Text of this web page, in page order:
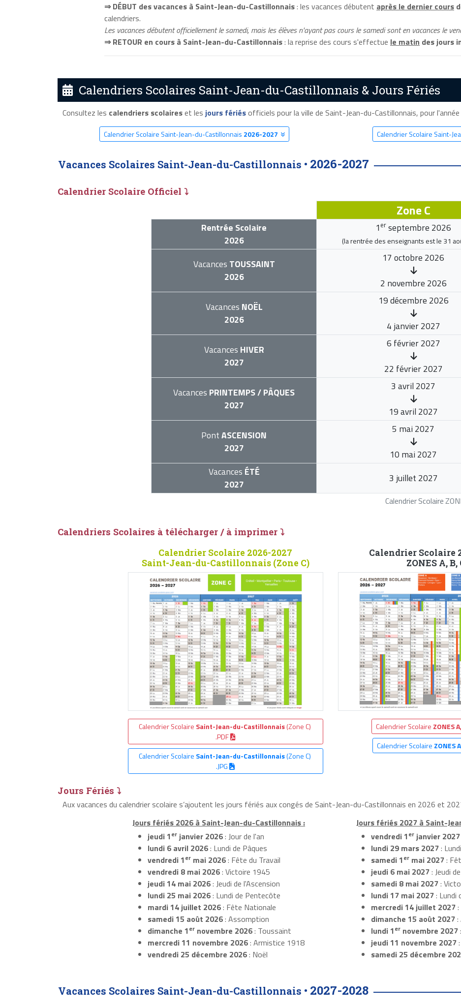
⇒ DÉBUT des vacances à Saint-Jean-du-Castillonnais: les vacances débutent après le dernier cours
calendriers.
Les vacances débutent officiellement le samedi, mais les élèves n'ayant pas cours le samedi sont en vacances le
⇒ RETOUR en cours à Saint-Jean-du-Castillonnais: la reprise des cours s'effectue le matin des jours
Calendriers Scolaires Saint-Jean-du-Castillonnais & Jours Fériés
Consultez les calendriers scolaireset les jours fériésofficiels pour la ville de Saint-Jean-du-Castillonnais, pour
Calendrier Scolaire Saint-Jean-du-Castillonnais 2026-2027 Calendrier Scolaire Saint-
Vacances Scolaires Saint-Jean-du-Castillonnais • 2026-2027
Calendrier Scolaire Officiel ⤵
Calendrier Scolaire
Zone C
Rentrée Scolaire
2026
1 er septembre 2026
(la rentrée des enseignants est le 31
Vacances TOUSSAINT
2026
17 octobre 2026
2 novembre 2026
Vacances NOËL
2026
19 décembre 2026
4 janvier 2027
Vacances HIVER
2027
6 février 2027
22 février 2027
Vacances PRINTEMPS / PÂQUES
2027
3 avril 2027
19 avril 2027
PontASCENSION
2027
5 mai 2027
10 mai 2027
Vacances ÉTÉ
2027
3 juillet 2027
Calendriers Scolaires à télécharger / à imprimer ⤵
Calendrier Scolaire 2026-2027
Saint-Jean-du-Castillonnais (Zone C)
Calendrier Scolaire Saint-Jean-du-Castillonnais(Zone C)
.PDF
Calendrier Scolaire Saint-Jean-du-Castillonnais(Zone C)
.JPG
Calendrier Scolaire
ZONES A, B,
Calendrier Scolaire ZONES
Calendrier Scolaire ZONES
Jours Fériés ⤵
Aux vacances du calendrier scolaire s’ajoutent les jours fériés aux congés de Saint-Jean-du-Castillonnais en 2026 et
Jours fériés 2026 à Saint-Jean-du-Castillonnais :
jeudi 1erjanvier 2026: Jour de l'an
lundi 6 avril 2026: Lundi de Pâques
vendredi 1ermai 2026: Fête du Travail
vendredi 8 mai 2026: Victoire 1945
jeudi 14 mai 2026: Jeudi de l'Ascension
lundi 25 mai 2026: Lundi de Pentecôte
mardi 14 juillet 2026: Fête Nationale
samedi 15 août 2026: Assomption
dimanche 1ernovembre 2026: Toussaint
mercredi 11 novembre 2026: Armistice 1918
vendredi 25 décembre 2026: Noël
Jours fériés 2027 à Saint-
vendredi 1er janvier 2027
lundi 29 mars 2027:
samedi 1er mai 2027:
jeudi 6 mai 2027: Jeudi
samedi 8 mai 2027:
lundi 17 mai 2027: Lundi
mercredi 14 juillet 2027
dimanche 15 août 2027:
lundi 1er novembre 2027
jeudi 11 novembre 2027
samedi 25 décembre
Vacances Scolaires Saint-Jean-du-Castillonnais • 2027-2028